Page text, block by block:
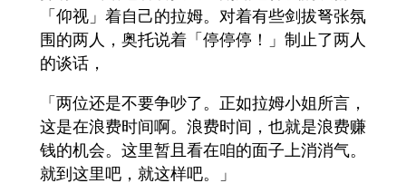
「仰视」着自己的拉姆。对着有些剑拔弩张氛
围的两人，奥托说着「停停停！」制止了两人
的谈话，
「两位还是不要争吵了。正如拉姆小姐所言，
这是在浪费时间啊。浪费时间，也就是浪费赚
钱的机会。这里暂且看在咱的面子上消消气。
就到这里吧，就这样吧。」